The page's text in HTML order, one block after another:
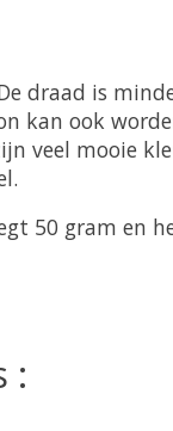
draad is
ook
veel mooie
50 gram en
: